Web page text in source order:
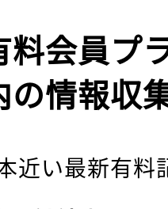
料会員プ
の情報収
近い最新有料